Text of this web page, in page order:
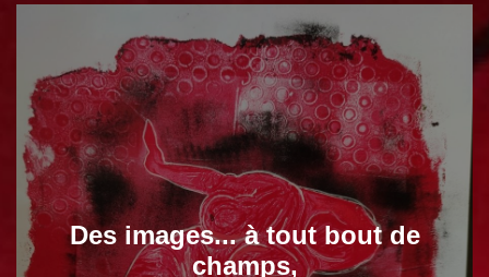
Des images... à tout bout de
champs,